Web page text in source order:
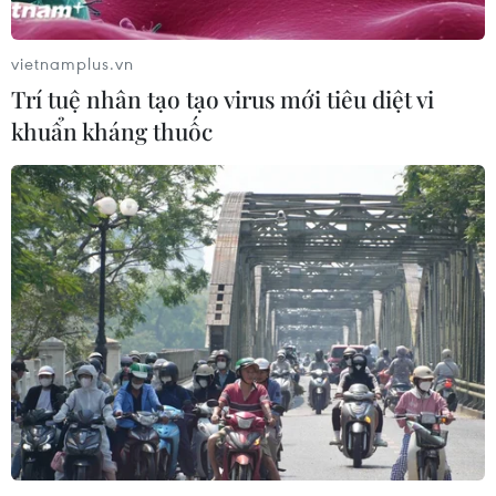
08/08/2026 07:09
Vụ phế liệu bằng sắt, nhọn rơi trên
cao tốc: Tài xế xe chở mắc nhiều lỗi vi
phạm
08/08/2026 06:37
Dự án Sân bay Phú Quốc tăng tốc thi
công, sẽ cán mốc vận hành từ tháng
4/2027
08/08/2026 04:30
Metro Nhổn-Ga Hà Nội đã “cõng”
hơn 14 triệu lượt khách sau 2 năm
vietnamplus.vn
Trí tuệ nhân tạo tạo virus mới tiêu diệt vi
khuẩn kháng thuốc